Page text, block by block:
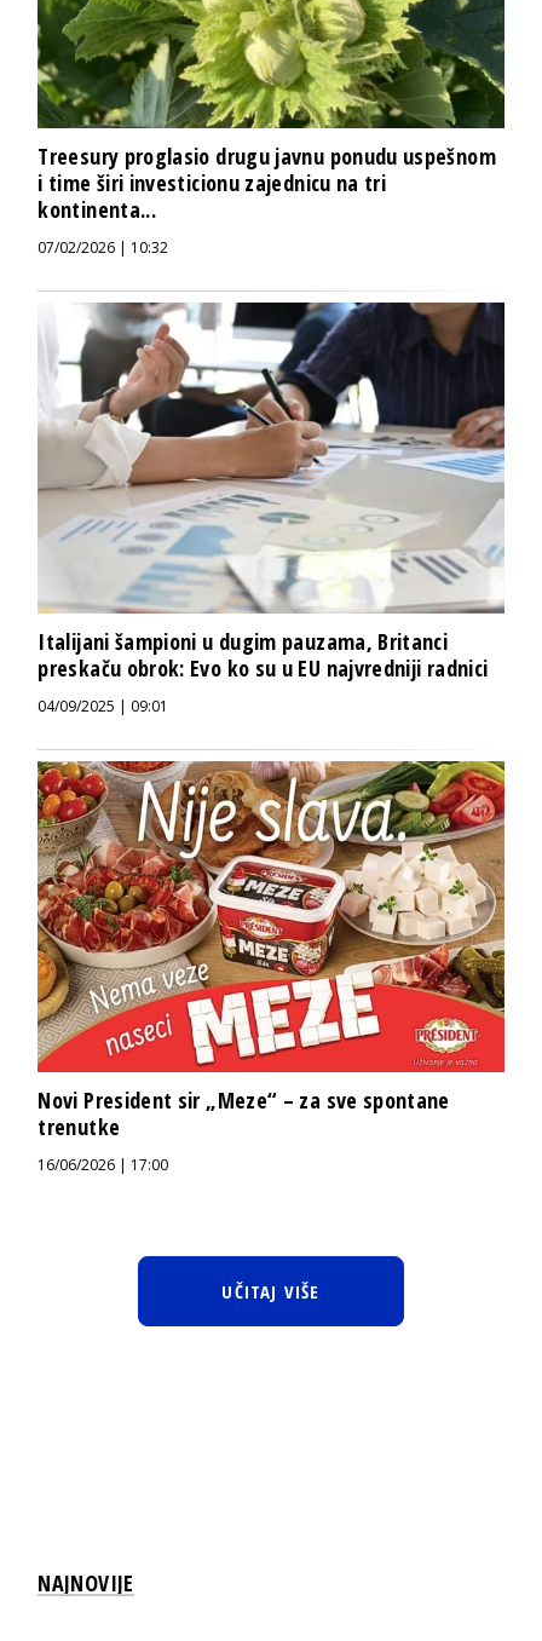
Treesury proglasio drugu javnu ponudu uspešnom
i time širi investicionu zajednicu na tri
kontinenta...
07/02/2026 | 10:32
Italijani šampioni u dugim pauzama, Britanci
preskaču obrok: Evo ko su u EU najvredniji radnici
04/09/2025 | 09:01
Novi President sir „Meze“ – za sve spontane
trenutke
16/06/2026 | 17:00
UČITAJ VIŠE
NAJNOVIJE